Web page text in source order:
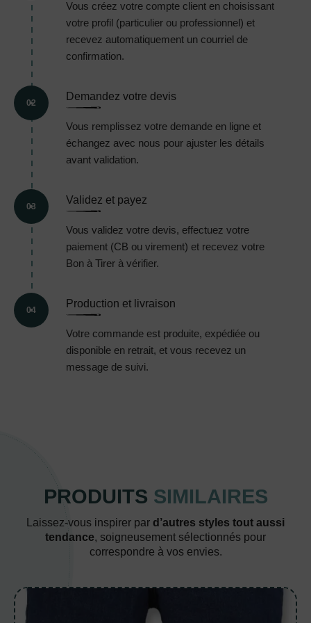
Vous créez votre compte client en choisissant
votre profil (particulier ou professionnel) et
recevez automatiquement un courriel de
confirmation.
02
Demandez votre devis
Vous remplissez votre demande en ligne et
échangez avec nous pour ajuster les détails
avant validation.
03
Validez et payez
Vous validez votre devis, effectuez votre
paiement (CB ou virement) et recevez votre
Bon à Tirer à vérifier.
04
Production et livraison
Votre commande est produite, expédiée ou
disponible en retrait, et vous recevez un
message de suivi.
PRODUITS SIMILAIRES
Laissez-vous inspirer par d’autres styles tout aussi
tendance, soigneusement sélectionnés pour
correspondre à vos envies.